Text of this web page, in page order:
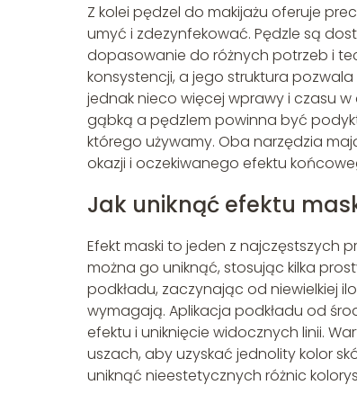
Z kolei pędzel do makijażu oferuje
umyć i zdezynfekować. Pędzle są
dopasowanie do różnych potrzeb i
konsystencji, a jego struktura
jednak nieco więcej wprawy i czasu
gąbką a pędzlem powinna być
którego używamy. Oba narzędzia
okazji i oczekiwanego efektu
Jak uniknąć efektu
Efekt maski to jeden z najczęstszych
można go uniknąć, stosując kilka
podkładu, zaczynając od niewielkiej
wymagają. Aplikacja podkładu od
efektu i uniknięcie widocznych linii.
uszach, aby uzyskać jednolity kolor
uniknąć nieestetycznych różnic